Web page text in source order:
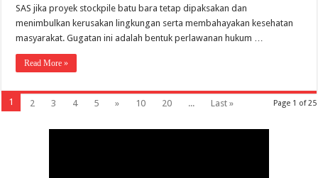
SAS jika proyek stockpile batu bara tetap dipaksakan dan
menimbulkan kerusakan lingkungan serta membahayakan kesehatan
masyarakat. Gugatan ini adalah bentuk perlawanan hukum …
Read More »
Page 1 of 25
1 2 3 4 5 » 10 20 ... Last »